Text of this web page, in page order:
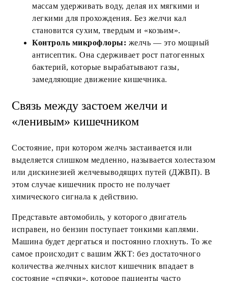
массам удерживать воду, делая их мягкими и
легкими для прохождения. Без желчи кал
становится сухим, твердым и «козьим».
Контроль микрофлоры: желчь — это мощный
антисептик. Она сдерживает рост патогенных
бактерий, которые вырабатывают газы,
замедляющие движение кишечника.
Связь между застоем желчи и
«ленивым» кишечником
Состояние, при котором желчь застаивается или
выделяется слишком медленно, называется холестазом
или дискинезией желчевыводящих путей (ДЖВП). В
этом случае кишечник просто не получает
химического сигнала к действию.
Представьте автомобиль, у которого двигатель
исправен, но бензин поступает тонкими каплями.
Машина будет дергаться и постоянно глохнуть. То же
самое происходит с вашим ЖКТ: без достаточного
количества желчных кислот кишечник впадает в
состояние «спячки», которое пациенты часто